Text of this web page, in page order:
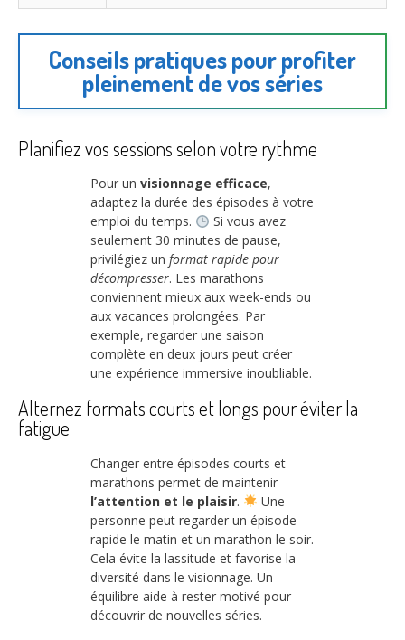
Conseils pratiques pour profiter
pleinement de vos séries
Planifiez vos sessions selon votre rythme
Pour un visionnage efficace,
adaptez la durée des épisodes à votre
emploi du temps.
Si vous avez
seulement 30 minutes de pause,
privilégiez un format rapide pour
décompresser. Les marathons
conviennent mieux aux week-ends ou
aux vacances prolongées. Par
exemple, regarder une saison
complète en deux jours peut créer
une expérience immersive inoubliable.
Alternez formats courts et longs pour éviter la
fatigue
Changer entre épisodes courts et
marathons permet de maintenir
l’attention et le plaisir.
Une
personne peut regarder un épisode
rapide le matin et un marathon le soir.
Cela évite la lassitude et favorise la
diversité dans le visionnage. Un
équilibre aide à rester motivé pour
découvrir de nouvelles séries.